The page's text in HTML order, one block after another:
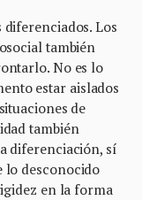
Los
también
No es lo
estar aislados
de
también
diferenciación, sí
lo desconocido
en la forma